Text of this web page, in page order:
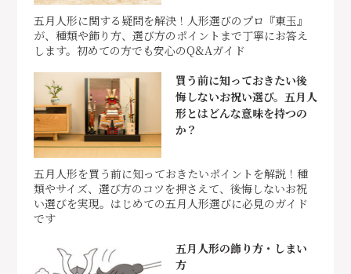
五月人形に関する疑問を解決！人形選びのプロ『東玉』
が、種類や飾り方、選び方のポイントまで丁寧にお答え
します。初めての方でも安心のQ&Aガイド
買う前に知っておきたい後
悔しないお祝い選び。五月人
形とはどんな意味を持つの
か？
五月人形を買う前に知っておきたいポイントを解説！種
類やサイズ、選び方のコツを押さえて、後悔しないお祝
い選びを実現。はじめての五月人形選びに必見のガイド
です
五月人形の飾り方・しまい
方